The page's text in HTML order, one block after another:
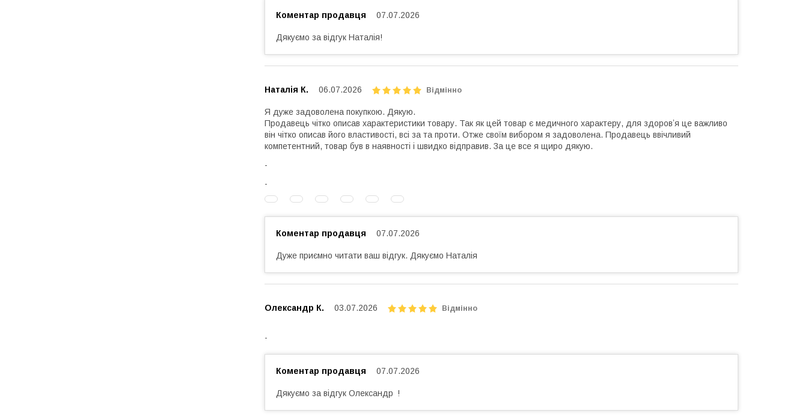
Коментар продавця 07.07.2026
Дякуємо за відгук Наталія!
Наталія К. 06.07.2026 Відмінно
Я дуже задоволена покупкою. Дякую.
Продавець чітко описав характеристики товару. Так як цей товар є медичного характеру, для здоровʼя це важливо
він чітко описав його властивості, всі за та проти. Отже своїм вибором я задоволена. Продавець ввічливий
компетентний, товар був в наявності і швидко відправив. За це все я щиро дякую.
Коментар продавця 07.07.2026
Дуже приємно читати ваш відгук. Дякуємо Наталія
Олександр К. 03.07.2026 Відмінно
Коментар продавця 07.07.2026
Дякуємо за відгук Олександр !